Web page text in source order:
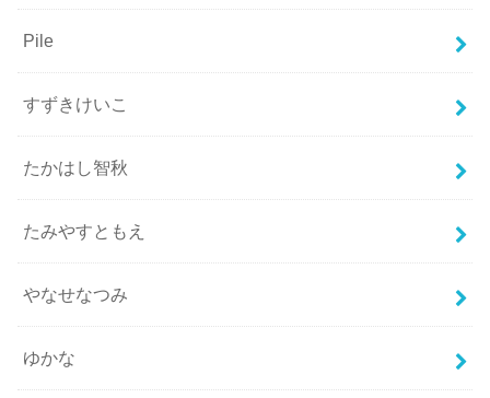
Pile
すずきけいこ
たかはし智秋
たみやすともえ
やなせなつみ
ゆかな